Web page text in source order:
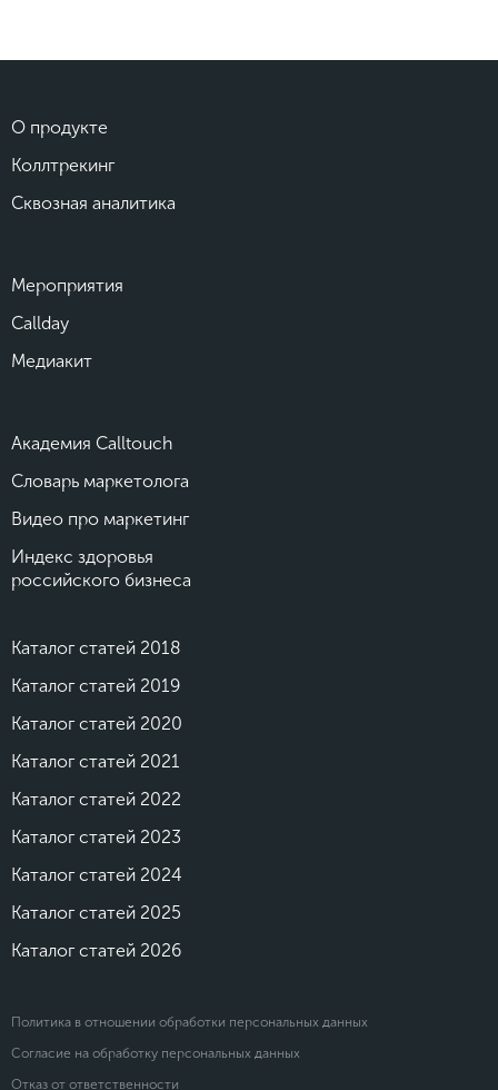
О продукте
Коллтрекинг
Сквозная аналитика
Мероприятия
Callday
Медиакит
Академия Calltouch
Словарь маркетолога
Видео про маркетинг
Индекс здоровья
российского бизнеса
Каталог статей 2018
Каталог статей 2019
Каталог статей 2020
Каталог статей 2021
Каталог статей 2022
Каталог статей 2023
Каталог статей 2024
Каталог статей 2025
Каталог статей 2026
Политика в отношении обработки персональных данных
Согласие на обработку персональных данных
Отказ от ответственности